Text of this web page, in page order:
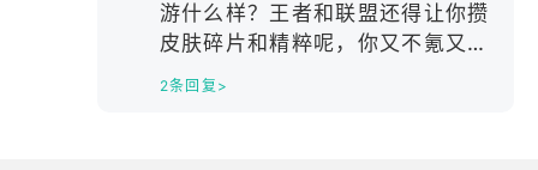
游什么样？王者和联盟还得让你攒
皮肤碎片和精粹呢，你又不氪又不
想肝，谁给你惯的臭毛病
2条回复>